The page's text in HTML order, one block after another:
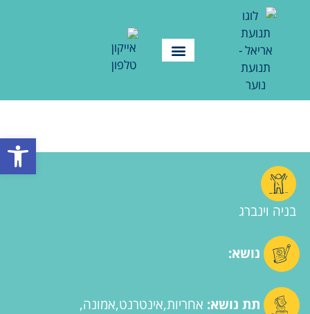
פתח
בניה וינברג
נושא:
תת נושא: אחריות אינטרנט אמונה